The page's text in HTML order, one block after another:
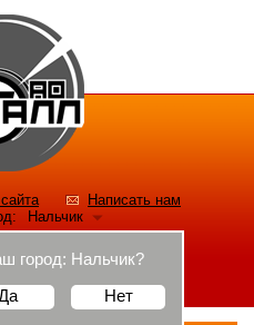
Написать нам
Нальчик
город: Нальчик?
Нет